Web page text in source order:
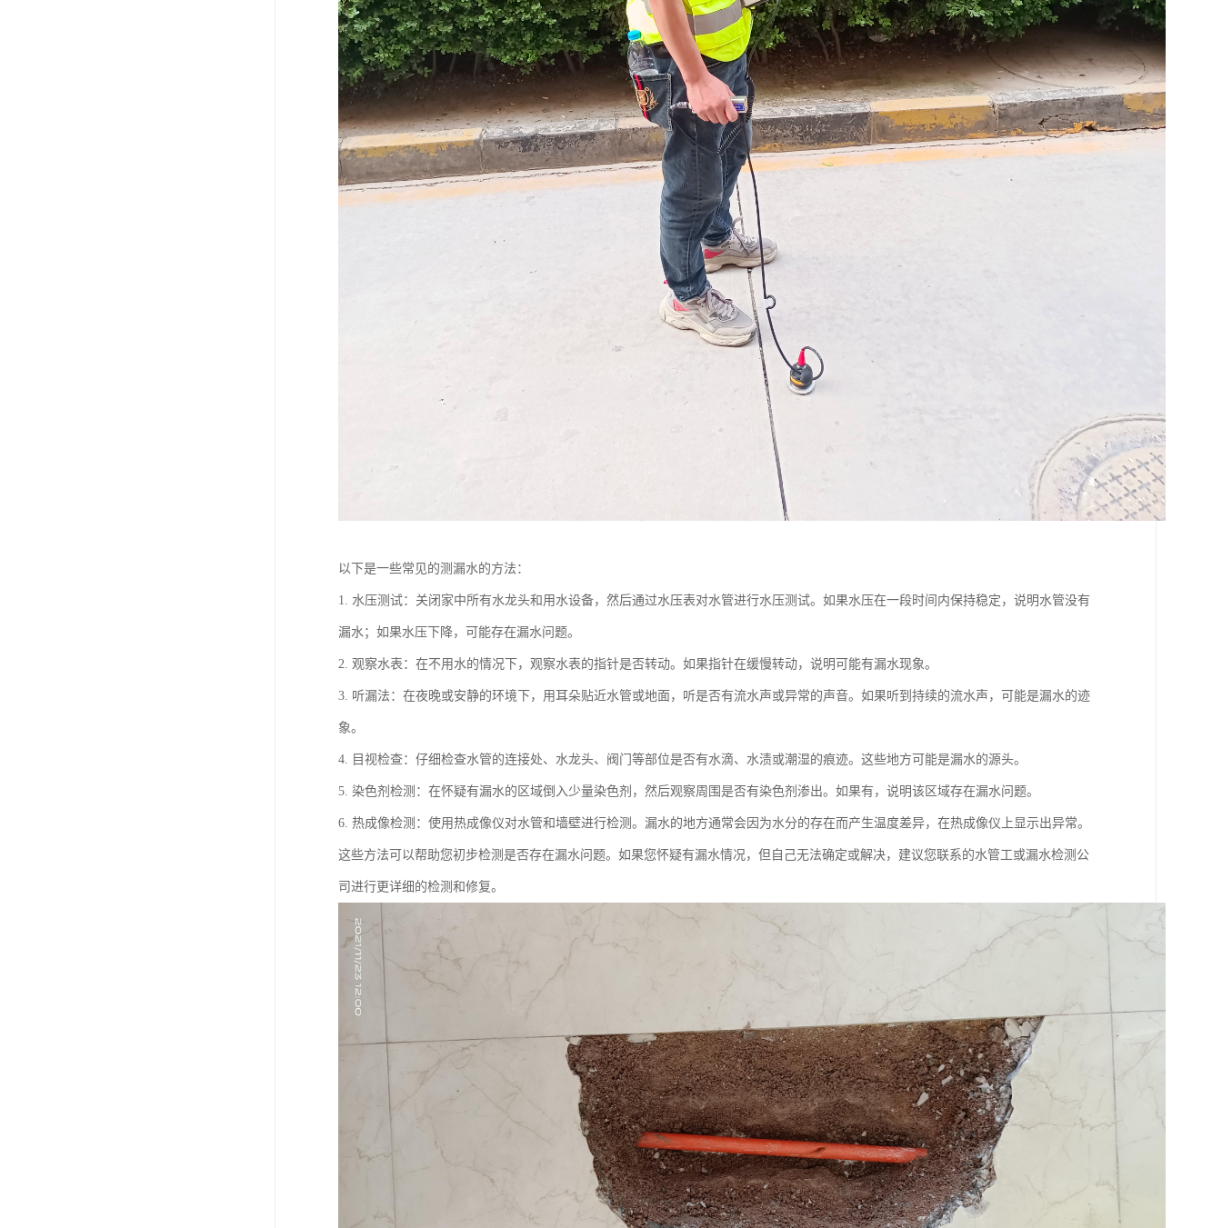
以下是一些常见的测漏水的方法：
1. 水压测试：关闭家中所有水龙头和用水设备，然后通过水压表对水管进行水压测试。如果水压在一段时间内保持稳定，说明水管没有
漏水；如果水压下降，可能存在漏水问题。
2. 观察水表：在不用水的情况下，观察水表的指针是否转动。如果指针在缓慢转动，说明可能有漏水现象。
3. 听漏法：在夜晚或安静的环境下，用耳朵贴近水管或地面，听是否有流水声或异常的声音。如果听到持续的流水声，可能是漏水的迹
象。
4. 目视检查：仔细检查水管的连接处、水龙头、阀门等部位是否有水滴、水渍或潮湿的痕迹。这些地方可能是漏水的源头。
5. 染色剂检测：在怀疑有漏水的区域倒入少量染色剂，然后观察周围是否有染色剂渗出。如果有，说明该区域存在漏水问题。
6. 热成像检测：使用热成像仪对水管和墙壁进行检测。漏水的地方通常会因为水分的存在而产生温度差异，在热成像仪上显示出异常。
这些方法可以帮助您初步检测是否存在漏水问题。如果您怀疑有漏水情况，但自己无法确定或解决，建议您联系的水管工或漏水检测公
司进行更详细的检测和修复。